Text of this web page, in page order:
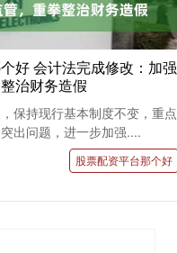
好 会计法完成修改：加强
治财务造假
保持现行基本制度不变，重点
出问题，进一步加强....
股票配资平台那个好